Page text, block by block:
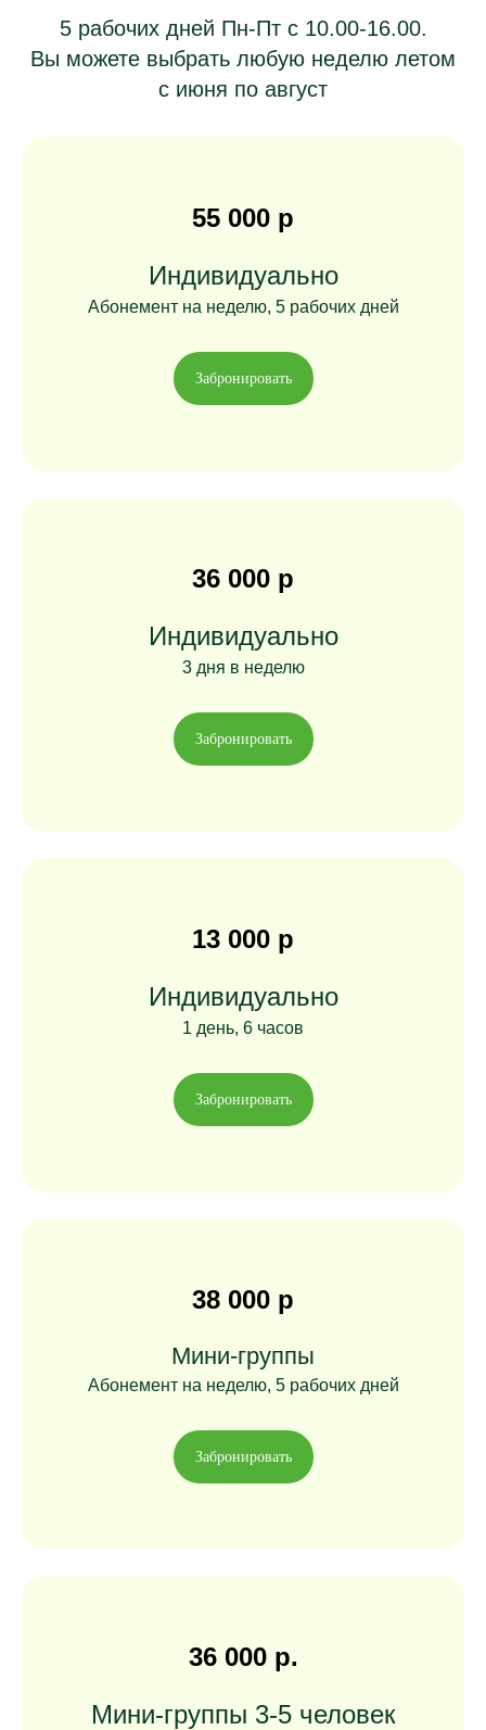
5 рабочих дней Пн-Пт с 10.00-16.00.
Вы можете выбрать любую неделю летом
с июня по август
55 000 р
Индивидуально
Абонемент на неделю, 5 рабочих дней
Забронировать
36 000 р
Индивидуально
3 дня в неделю
Забронировать
13 000 р
Индивидуально
1 день, 6 часов
Забронировать
38 000 р
Мини-группы
Абонемент на неделю, 5 рабочих дней
Забронировать
36 000 р.
Мини-группы 3-5 человек